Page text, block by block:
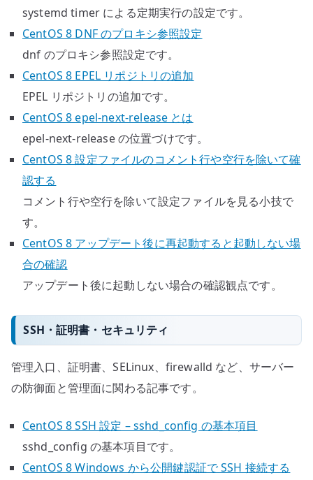
systemd timer による定期実行の設定です。
CentOS 8 DNF のプロキシ参照設定
dnf のプロキシ参照設定です。
CentOS 8 EPEL リポジトリの追加
EPEL リポジトリの追加です。
CentOS 8 epel-next-release とは
epel-next-release の位置づけです。
CentOS 8 設定ファイルのコメント行や空行を除いて確
認する
コメント行や空行を除いて設定ファイルを見る小技で
す。
CentOS 8 アップデート後に再起動すると起動しない場
合の確認
アップデート後に起動しない場合の確認観点です。
SSH・証明書・セキュリティ
管理入口、証明書、SELinux、firewalld など、サーバー
の防御面と管理面に関わる記事です。
CentOS 8 SSH 設定 – sshd_config の基本項目
sshd_config の基本項目です。
CentOS 8 Windows から公開鍵認証で SSH 接続する